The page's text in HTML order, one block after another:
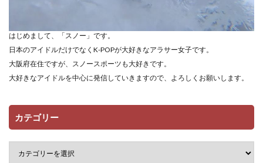
はじめまして、「スノー」です。
日本のアイドルだけでなくK-POPが大好きなアラサー女子です。
大阪府在住ですが、スノースポーツも大好きです。
大好きなアイドルを中心に発信していきますので、よろしくお願いします。
カテゴリー